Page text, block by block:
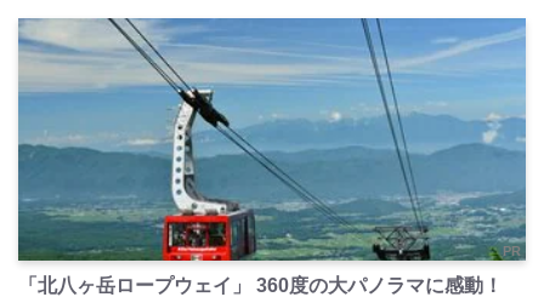
PR
「北八ヶ岳ロープウェイ」 360度の大パノラマに感動！